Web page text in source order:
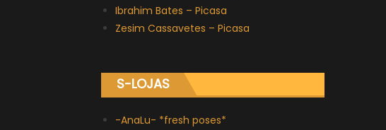
Ibrahim Bates – Picasa
Zesim Cassavetes – Picasa
S-LOJAS
-AnaLu- *fresh poses*